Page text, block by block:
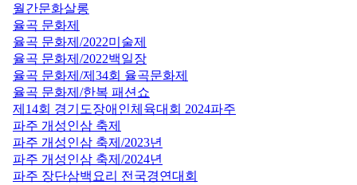
월간문화살롱
율곡 문화제
율곡 문화제/2022미술제
율곡 문화제/2022백일장
율곡 문화제/제34회 율곡문화제
율곡 문화제/한복 패션쇼
제14회 경기도장애인체육대회 2024파주
파주 개성인삼 축제
파주 개성인삼 축제/2023년
파주 개성인삼 축제/2024년
파주 장단삼백요리 전국경연대회